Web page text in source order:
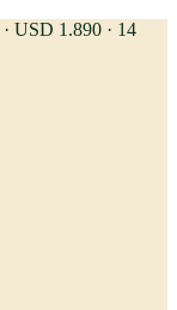
· USD 1.890 · 14